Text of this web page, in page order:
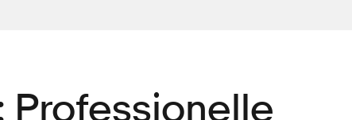
Professionelle